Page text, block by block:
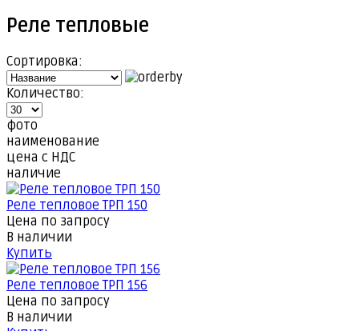
Реле тепловые
Сортировка:
Количество:
фото
наименование
цена с НДС
наличие
Реле тепловое ТРП 150
Цена по запросу
В наличии
Купить
Реле тепловое ТРП 156
Цена по запросу
В наличии